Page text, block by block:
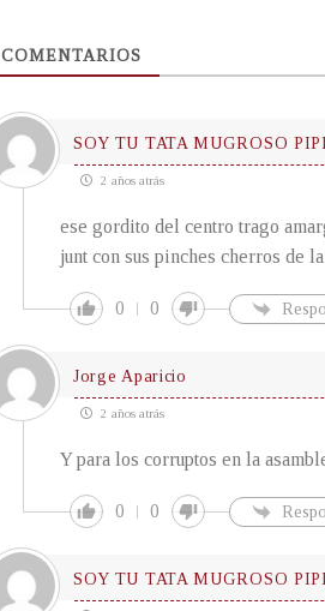
COMENTARIOS
SOY TU TATA MUGROSO
2 años atrás
ese gordito del centro trago
junt con sus pinches cherros de
0 0
Jorge Aparicio
2 años atrás
Y para los corruptos en la
0 0
SOY TU TATA MUGROSO